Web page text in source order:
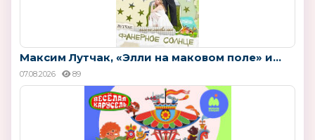
Максим Лутчак, «Элли на маковом поле» и...
07.08.2026 89